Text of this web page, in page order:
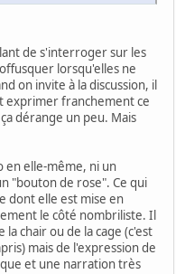
de s'interroger sur les
lorsqu'elles ne
on invite à la discussion, il
exprimer franchement ce
dérange un peu. Mais
en elle-même, ni un
"bouton de rose". Ce qui
dont elle est mise en
le côté nombriliste. Il
chair ou de la cage (c'est
mais de l'expression de
et une narration très